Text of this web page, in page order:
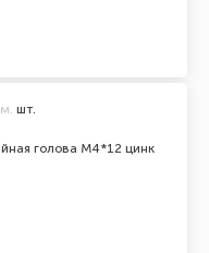
голова М4*12 цинк
шт.